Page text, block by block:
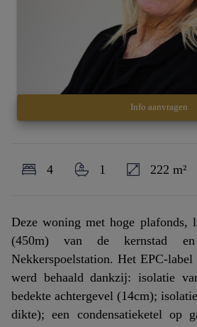
Info aanvragen
4 1 222 m²
Deze woning met hoge plafonds,
(450m) van de kernstad
Nekkerspoelstation. Het EPC-
werd behaald dankzij: isolatie
bedekte achtergevel (14cm);
dikte); een condensatieketel op